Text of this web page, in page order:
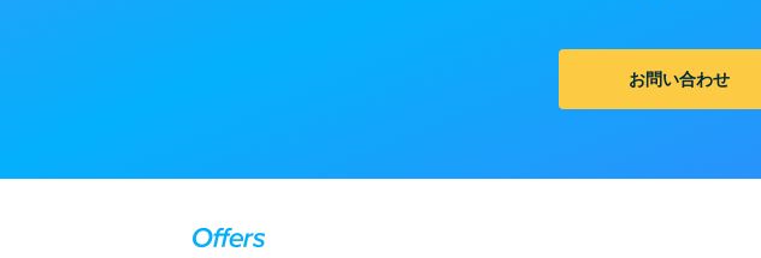
お問い合わせ